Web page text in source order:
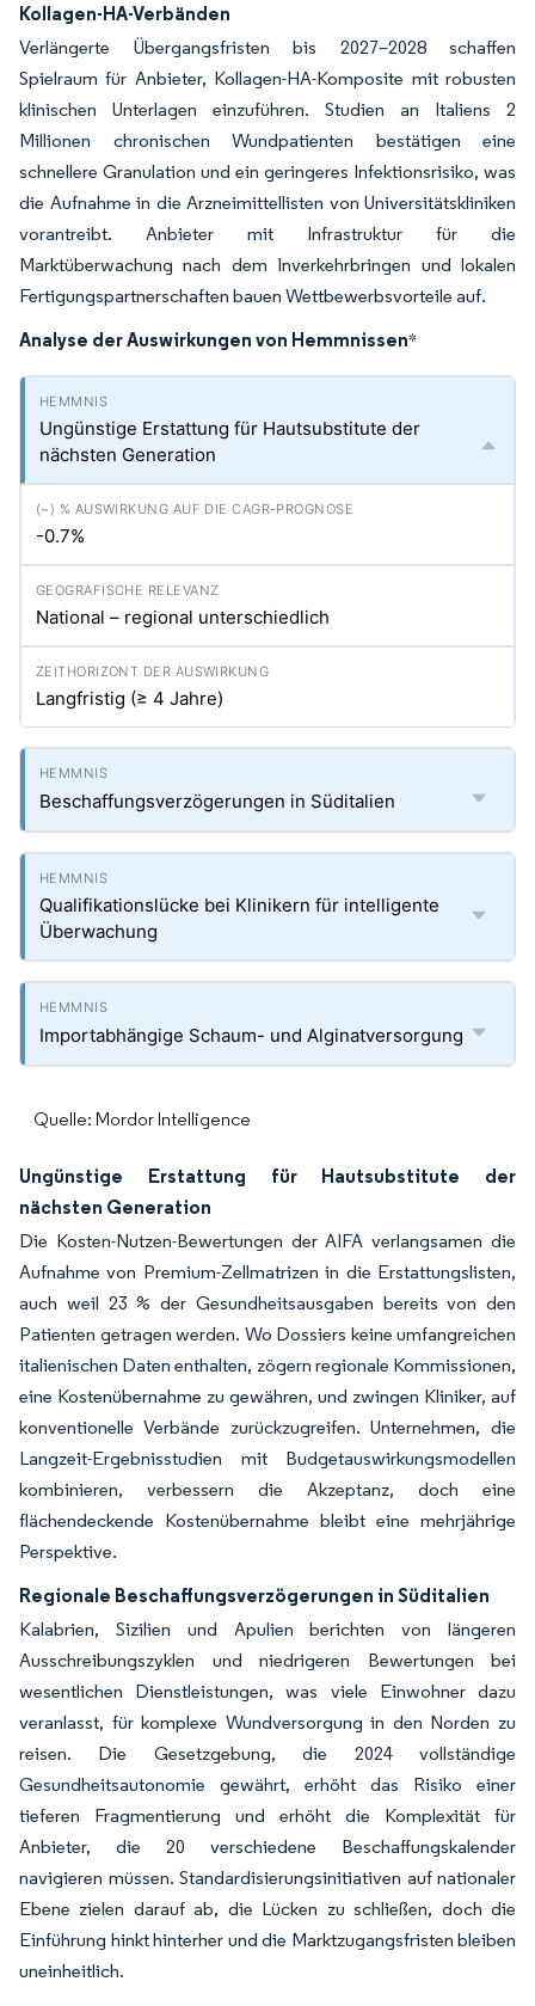
Kollagen-HA-Verbänden
Verlängerte Übergangsfristen bis 2027–2028 schaffen
Spielraum für Anbieter, Kollagen-HA-Komposite mit robusten
klinischen Unterlagen einzuführen. Studien an Italiens 2
Millionen chronischen Wundpatienten bestätigen eine
schnellere Granulation und ein geringeres Infektionsrisiko, was
die Aufnahme in die Arzneimittellisten von Universitätskliniken
vorantreibt. Anbieter mit Infrastruktur für die
Marktüberwachung nach dem Inverkehrbringen und lokalen
Fertigungspartnerschaften bauen Wettbewerbsvorteile auf.
Analyse der Auswirkungen von Hemmnissen*
Ungünstige Erstattung für Hautsubstitute der
nächsten Generation
-0.7%
National – regional unterschiedlich
Langfristig (≥ 4 Jahre)
Beschaffungsverzögerungen in Süditalien
Qualifikationslücke bei Klinikern für intelligente
Überwachung
Importabhängige Schaum- und Alginatversorgung
Quelle: Mordor Intelligence
Ungünstige Erstattung für Hautsubstitute der
nächsten Generation
Die Kosten-Nutzen-Bewertungen der AIFA verlangsamen die
Aufnahme von Premium-Zellmatrizen in die Erstattungslisten,
auch weil 23 % der Gesundheitsausgaben bereits von den
Patienten getragen werden. Wo Dossiers keine umfangreichen
italienischen Daten enthalten, zögern regionale Kommissionen,
eine Kostenübernahme zu gewähren, und zwingen Kliniker, auf
konventionelle Verbände zurückzugreifen. Unternehmen, die
Langzeit-Ergebnisstudien mit Budgetauswirkungsmodellen
kombinieren, verbessern die Akzeptanz, doch eine
flächendeckende Kostenübernahme bleibt eine mehrjährige
Perspektive.
Regionale Beschaffungsverzögerungen in Süditalien
Kalabrien, Sizilien und Apulien berichten von längeren
Ausschreibungszyklen und niedrigeren Bewertungen bei
wesentlichen Dienstleistungen, was viele Einwohner dazu
veranlasst, für komplexe Wundversorgung in den Norden zu
reisen. Die Gesetzgebung, die 2024 vollständige
Gesundheitsautonomie gewährt, erhöht das Risiko einer
tieferen Fragmentierung und erhöht die Komplexität für
Anbieter, die 20 verschiedene Beschaffungskalender
navigieren müssen. Standardisierungsinitiativen auf nationaler
Ebene zielen darauf ab, die Lücken zu schließen, doch die
Einführung hinkt hinterher und die Marktzugangsfristen bleiben
uneinheitlich.